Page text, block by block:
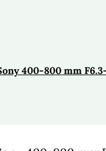
400-800 mm